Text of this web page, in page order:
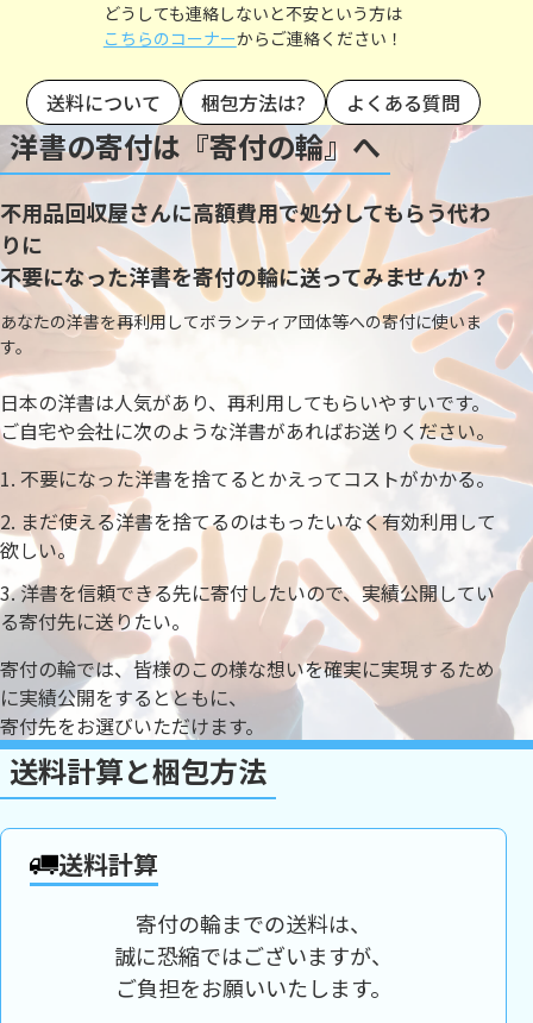
どうしても連絡しないと不安という方は
こちらのコーナーからご連絡ください！
送料について 梱包方法は? よくある質問
洋書の寄付は『寄付の輪』へ
不用品回収屋さんに高額費用で処分してもらう代わ
りに
不要になった洋書を寄付の輪に送ってみませんか？
あなたの洋書を再利用してボランティア団体等への寄付に使いま
す。
日本の洋書は人気があり、再利用してもらいやすいです。
ご自宅や会社に次のような洋書があればお送りください。
不要になった洋書を捨てるとかえってコストがかかる。
まだ使える洋書を捨てるのはもったいなく有効利用して
欲しい。
洋書を信頼できる先に寄付したいので、実績公開してい
る寄付先に送りたい。
寄付の輪では、皆様のこの様な想いを確実に実現するため
に実績公開をするとともに、
寄付先をお選びいただけます。
送料計算と梱包方法
送料計算
寄付の輪までの送料は、
誠に恐縮ではございますが、
ご負担をお願いいたします。